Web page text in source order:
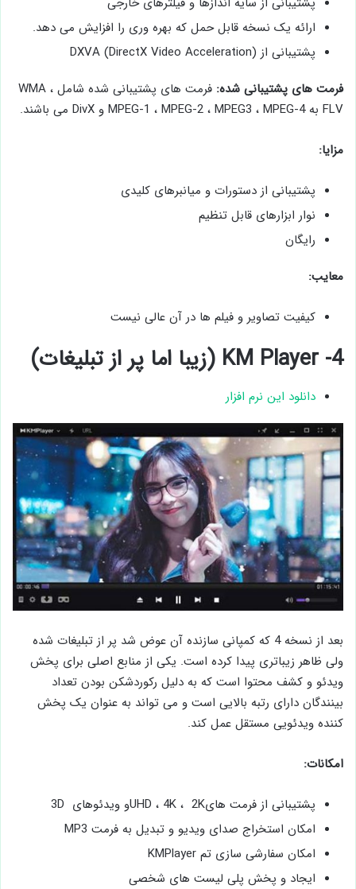
ارائه یک نسخه قابل حمل که بهره وری را افزایش می دهد.
پشتیبانی از DXVA (DirectX Video Acceleration)
فرمت های پشتیبانی شده:
فرمت های پشتیبانی شده شامل WMA ،
FLV به MPEG-1 ، MPEG-2 ، MPEG3 ، MPEG-4 و DivX می باشند.
مزایا:
پشتیبانی از دستورات و میانبرهای کلیدی
نوار ابزارهای قابل تنظیم
رایگان
معایب:
کیفیت تصاویر و فیلم ها در آن عالی نیست
4- KM Player (زیبا اما پر از تبلیغات)
دانلود این نرم افزار
بعد از نسخه 4 که کمپانی سازنده آن عوض شد پر از تبلیغات شده
ولی ظاهر زیباتری پیدا کرده است. یکی از منابع اصلی برای پخش
ویدئو و کشف محتوا است که به دلیل رکوردشکن بودن تعداد
بینندگان دارای رتبه بالایی است و می تواند به عنوان یک پخش
کننده ویدئویی مستقل عمل کند.
امکانات:
پشتیبانی از فرمت هایUHD ، 4K ، 2Kو ویدئوهای 3D
امکان استخراج صدای ویدیو و تبدیل به فرمت MP3
امکان سفارشی سازی تم KMPlayer
ایجاد و پخش پلی لیست های شخصی